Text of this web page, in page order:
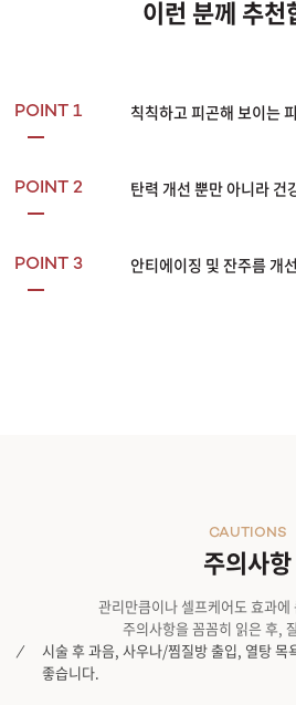
이런 분께 추천
POINT 1 칙칙하고 피곤해 보이는
POINT 2 탄력 개선 뿐만 아니라 건
POINT 3 안티에이징 및 잔주름 개
주의사항
CAUTIONS
관리만큼이나 셀프케어도 효과에
주의사항을 꼼꼼히 읽은 후,
시술 후 과음, 사우나/찜질방 출입, 열탕 목
좋습니다.